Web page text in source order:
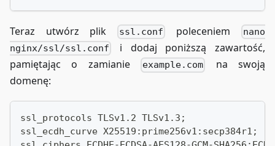
Teraz utwórz plik ssl.conf poleceniem
nano
nginx/ssl/ssl.conf
i dodaj poniższą zawartość,
pamiętając o zamianie
example.com
na swoją
domenę:
ssl_protocols TLSv1.2 TLSv1.3;
ssl_ecdh_curve X25519:prime256v1:secp384r1;